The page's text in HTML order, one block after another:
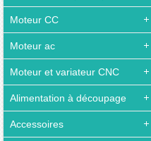
Moteur CC
Moteur ac
Moteur et variateur CNC
Alimentation à découpage
Accessoires